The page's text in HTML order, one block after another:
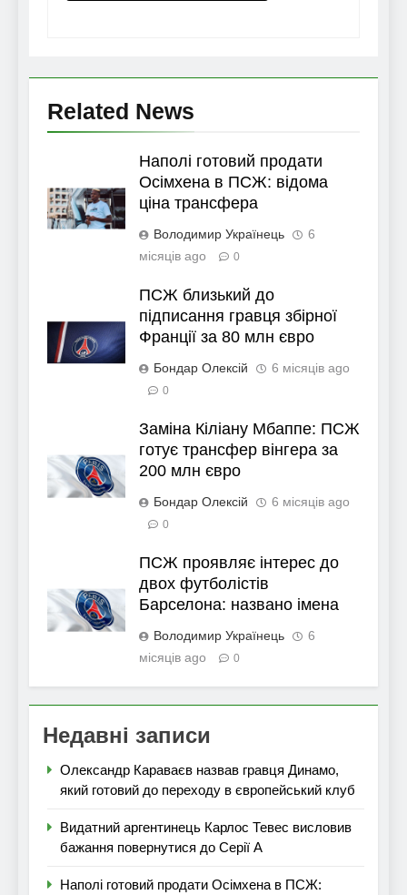
Related News
Наполі готовий продати
Осімхена в ПСЖ: відома
ціна трансфера
Володимир Українець
6
місяців ago
0
ПСЖ близький до
підписання гравця збірної
Франції за 80 млн євро
Бондар Олексій 6 місяців ago
0
Заміна Кіліану Мбаппе: ПСЖ
готує трансфер вінгера за
200 млн євро
Бондар Олексій 6 місяців ago
0
ПСЖ проявляє інтерес до
двох футболістів
Барселона: названо імена
Володимир Українець
6
місяців ago
0
Недавні записи
Олександр Караваєв назвав гравця Динамо,
який готовий до переходу в європейський клуб
Видатний аргентинець Карлос Тевес висловив
бажання повернутися до Серії А
Наполі готовий продати Осімхена в ПСЖ: